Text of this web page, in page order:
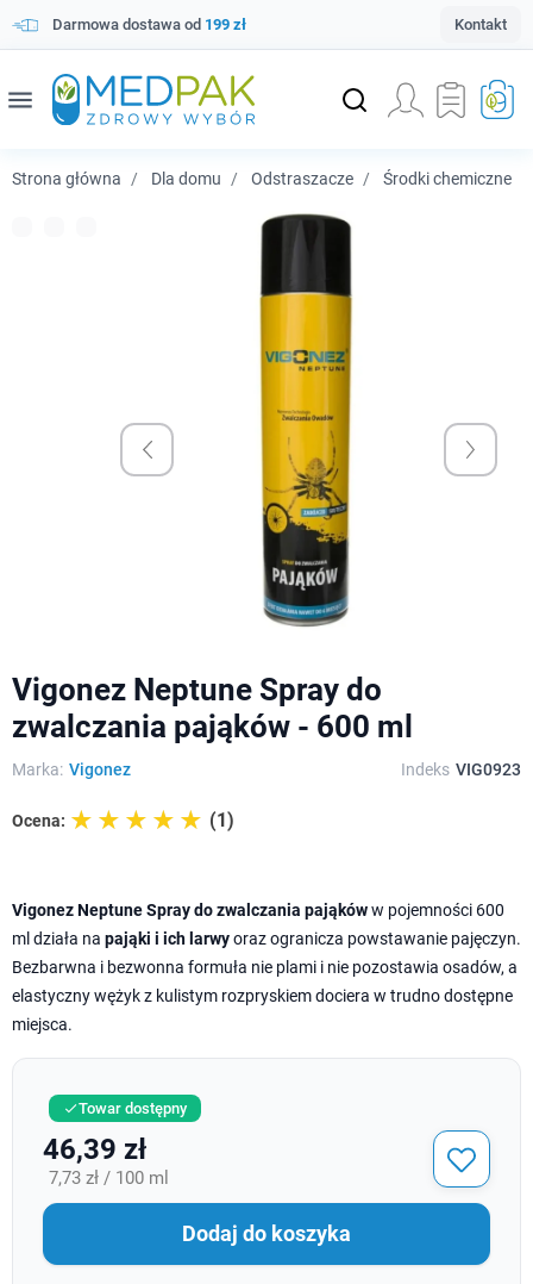
Darmowa dostawa od 199 zł Kontakt
menu
Strona główna Dla domu Odstraszacze Środki chemiczne
Vigonez Neptune Spray do
zwalczania pająków - 600 ml
Marka: Vigonez Indeks VIG0923
Ocena: ☆☆☆☆☆
★★★★★ (1)
Vigonez Neptune Spray do zwalczania pająkóww pojemności 600
ml działa na pająki i ich larwyoraz ogranicza powstawanie pajęczyn.
Bezbarwna i bezwonna formuła nie plami i nie pozostawia osadów, a
elastyczny wężyk z kulistym rozpryskiem dociera w trudno dostępne
miejsca.
Towar dostępny
46,39 zł
7,73 zł / 100 ml
Dodaj do koszyka